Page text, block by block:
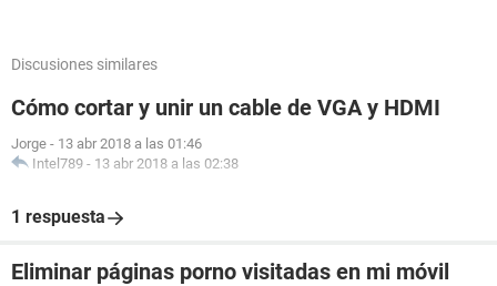
[ Sistema ]
Propiedades del sistema:
Fabricante ECS
Versión 1.0
Número de serie [ TRIAL VERSION ]
Familia To Be Filled By O.E.M.
Discusiones similares
Cómo cortar y unir un cable de VGA y HDMI
Jorge - 13 abr 2018 a las 01:46
Intel789 - 13 abr 2018 a las 02:38
1 respuesta
Eliminar páginas porno visitadas en mi móvil